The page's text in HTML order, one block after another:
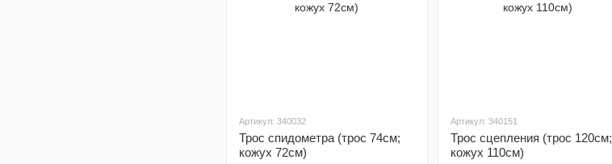
Артикул: 340032
Трос спидометра (трос 74см;
кожух 72см)
Артикул: 340151
Трос сцепления (трос 120см;
кожух 110см)